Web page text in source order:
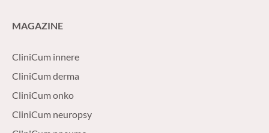
MAGAZINE
CliniCum innere
CliniCum derma
CliniCum onko
CliniCum neuropsy